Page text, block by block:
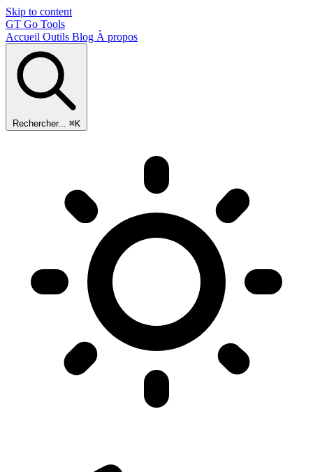
Skip to content
GT Go Tools
Accueil Outils Blog À propos
Rechercher... ⌘K